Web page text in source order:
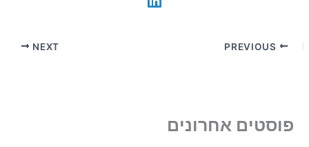
NEXT
פוסטים אחרונים